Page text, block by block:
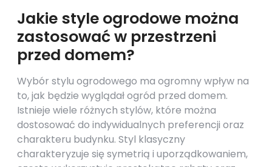
Jakie style ogrodowe można
zastosować w przestrzeni
przed domem?
Wybór stylu ogrodowego ma ogromny wpływ na
to, jak będzie wyglądał ogród przed domem.
Istnieje wiele różnych stylów, które można
dostosować do indywidualnych preferencji oraz
charakteru budynku. Styl klasyczny
charakteryzuje się symetrią i uporządkowaniem,